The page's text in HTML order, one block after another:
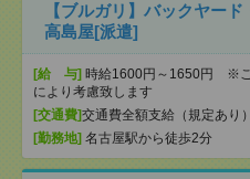
【ブルガリ】バックヤー
高島屋[派遣]
[給 与] 時給1600円～1650円 ※
により考慮致します
[交通費]交通費全額支給（規定あり）
[勤務地] 名古屋駅から徒歩2分